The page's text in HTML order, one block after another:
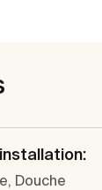
Douche